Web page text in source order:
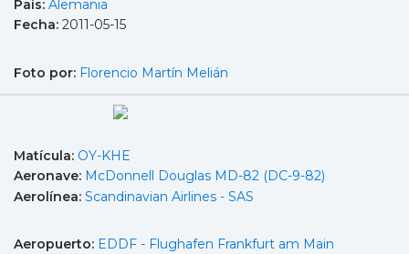
País: Alemania
Fecha: 2011-05-15
Foto por: Florencio Martín Melián
Matícula: OY-KHE
Aeronave: McDonnell Douglas MD-82 (DC-9-82)
Aerolínea: Scandinavian Airlines - SAS
Aeropuerto: EDDF - Flughafen Frankfurt am Main